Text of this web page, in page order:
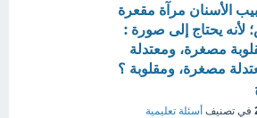
الأسنان مرآة مقعرة
لأنه يحتاج إلى صورة :
مصغرة، ومعتدلة
مصغرة، ومقلوبة ؟
في تصنيف أسئلة تعليمية